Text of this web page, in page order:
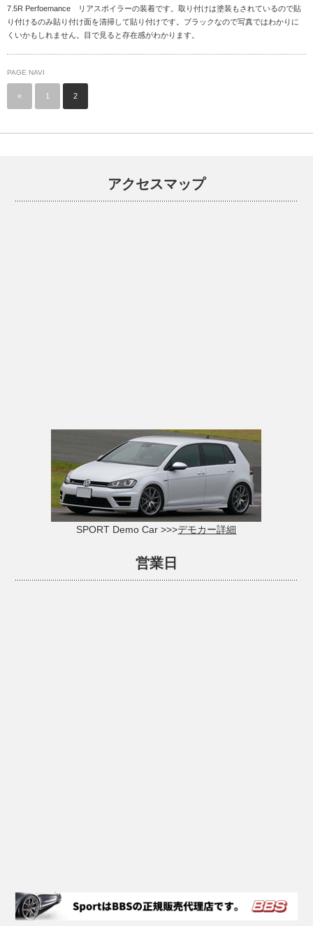
7.5R Perfoemance リアスポイラーの装着です。取り付けは塗装もされているので貼
り付けるのみ貼り付け面を清掃して貼り付けです。ブラックなので写真ではわかりに
くいかもしれません。目で見ると存在感がわかります。
PAGE NAVI
« 1 2
アクセスマップ
SPORT Demo Car >>>デモカー詳細
営業日